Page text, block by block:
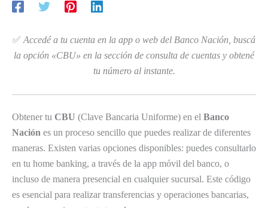
✅Accedé a tu cuenta en la app o web del Banco Nación, buscá
la opción «CBU» en la sección de consulta de cuentas y obtené
tu número al instante.
Obtener tu CBU (Clave Bancaria Uniforme) en el Banco
Nación es un proceso sencillo que puedes realizar de diferentes
maneras. Existen varias opciones disponibles: puedes consultarlo
en tu home banking, a través de la app móvil del banco, o
incluso de manera presencial en cualquier sucursal. Este código
es esencial para realizar transferencias y operaciones bancarias,